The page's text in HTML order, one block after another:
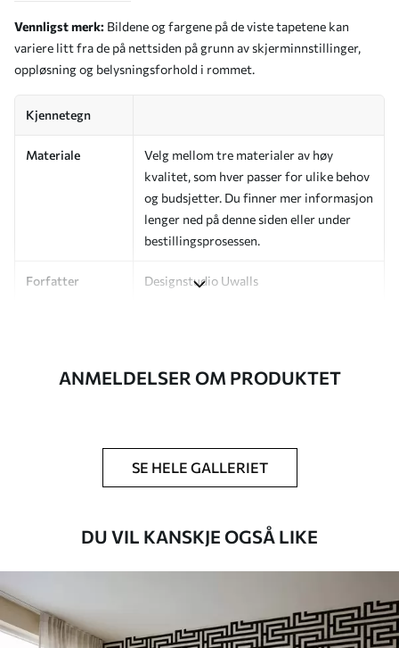
Vennligst merk: Bildene og fargene på de viste tapetene kan
variere litt fra de på nettsiden på grunn av skjerminnstillinger,
oppløsning og belysningsforhold i rommet.
Kjennetegn
Materiale
Velg mellom tre materialer av høy
kvalitet, som hver passer for ulike behov
og budsjetter. Du finner mer informasjon
lenger ned på denne siden eller under
bestillingsprosessen.
Forfatter Designstudio Uwalls
Du kan legge til et lakkbelegg og/eller
Rengjøring
Tapetet kan rengjøres skånsomt med en
Påføringsmetode Sømløs applikasjon
ANMELDELSER OM PRODUKTET
SE HELE GALLERIET
DU VIL KANSKJE OGSÅ LIKE